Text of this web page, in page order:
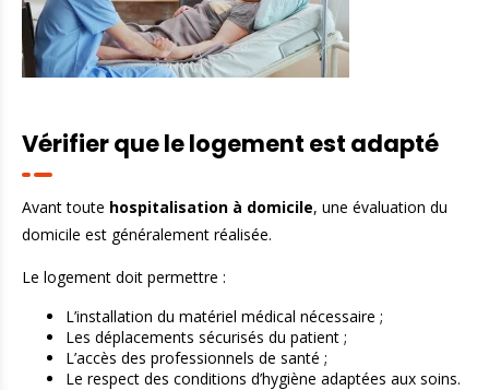
Vérifier que le logement est adapté
Avant toute hospitalisation à domicile, une évaluation du
domicile est généralement réalisée.
Le logement doit permettre :
L’installation du matériel médical nécessaire ;
Les déplacements sécurisés du patient ;
L’accès des professionnels de santé ;
Le respect des conditions d’hygiène adaptées aux soins.